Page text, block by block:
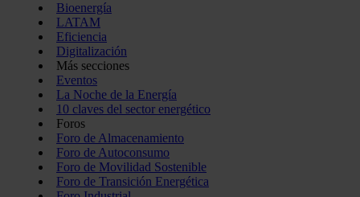
Bioenergía
LATAM
Eficiencia
Digitalización
Más secciones
Eventos
La Noche de la Energía
10 claves del sector energético
Foros
Foro de Almacenamiento
Foro de Autoconsumo
Foro de Movilidad Sostenible
Foro de Transición Energética